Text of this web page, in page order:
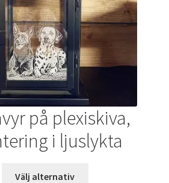
på plexiskiva,
i ljuslykta
Välj alternativ